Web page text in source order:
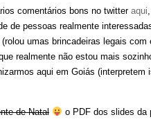
comentários bons no twitter aqui,
de pessoas realmente
umas brincadeiras legais
realmente não estou mais
aqui em Goiás (interpretem
de Natal o PDF dos slides da